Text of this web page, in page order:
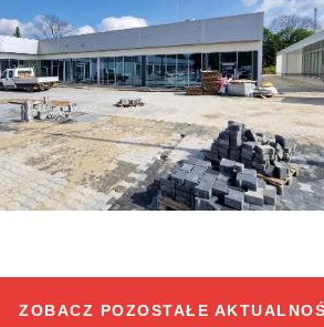
ZOBACZ POZOSTAŁE